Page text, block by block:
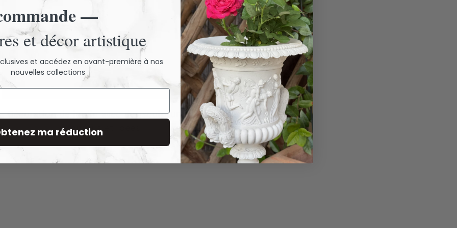
Décoration de jardin avec des sculptures -
Conseils et idées
—
et décor artistique
et accédez en avant-première à nos
nouvelles collections
ma réduction